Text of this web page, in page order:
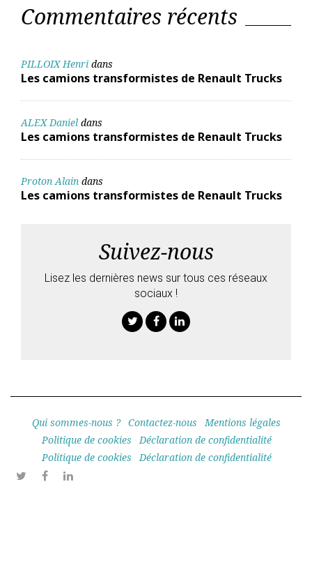
Commentaires récents
PILLOIX Henri dans
Les camions transformistes de Renault Trucks
ALEX Daniel dans
Les camions transformistes de Renault Trucks
Proton Alain dans
Les camions transformistes de Renault Trucks
Suivez-nous
Lisez les dernières news sur tous ces réseaux
sociaux !
Qui sommes-nous ? Contactez-nous
Mentions légales
Politique de cookies
Déclaration de confidentialité
Politique de cookies
Déclaration de confidentialité